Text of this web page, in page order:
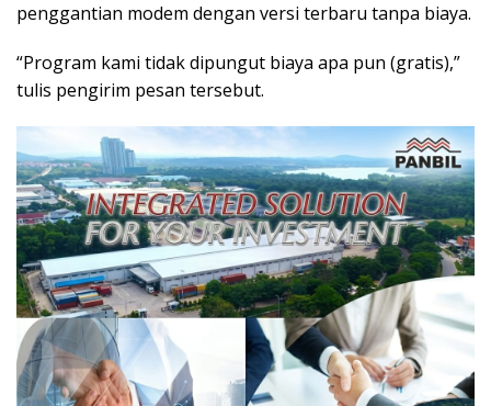
penggantian modem dengan versi terbaru tanpa biaya.
“Program kami tidak dipungut biaya apa pun (gratis),”
tulis pengirim pesan tersebut.